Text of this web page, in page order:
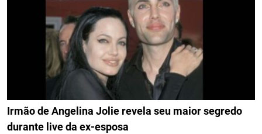
Irmão de Angelina Jolie revela seu maior segredo
durante live da ex-esposa